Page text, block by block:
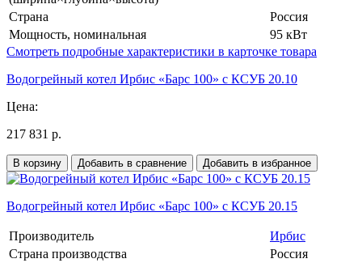
Страна
Россия
Мощность, номинальная
95 кВт
Смотреть подробные характеристики в карточке товара
Водогрейный котел Ирбис «Барс 100» с КСУБ 20.10
Цена:
217 831 р.
В корзину Добавить в сравнение Добавить в избранное
Водогрейный котел Ирбис «Барс 100» с КСУБ 20.15
Производитель
Ирбис
Страна производства
Россия